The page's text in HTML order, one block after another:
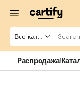
Распродажа!